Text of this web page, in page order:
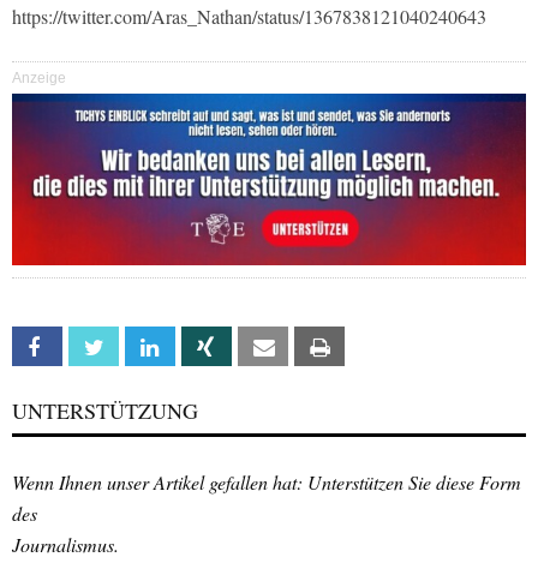
https://twitter.com/Aras_Nathan/status/1367838121040240643
Anzeige
Facebook Twitter Linkedin Xing Email
UNTERSTÜTZUNG
Wenn Ihnen unser Artikel gefallen hat: Unterstützen Sie diese Form
des
Journalismus.